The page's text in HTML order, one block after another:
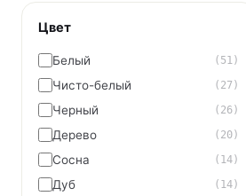
Цвет
Белый (51)
Чисто-белый (27)
Черный (26)
Дерево (20)
Сосна (14)
Дуб (14)